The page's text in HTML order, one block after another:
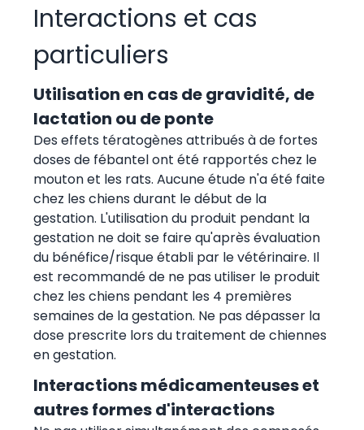
Interactions et cas
particuliers
Utilisation en cas de gravidité, de
lactation ou de ponte
Des effets tératogènes attribués à de fortes
doses de fébantel ont été rapportés chez le
mouton et les rats. Aucune étude n'a été faite
chez les chiens durant le début de la
gestation. L'utilisation du produit pendant la
gestation ne doit se faire qu'après évaluation
du bénéfice/risque établi par le vétérinaire. Il
est recommandé de ne pas utiliser le produit
chez les chiens pendant les 4 premières
semaines de la gestation. Ne pas dépasser la
dose prescrite lors du traitement de chiennes
en gestation.
Interactions médicamenteuses et
autres formes d'interactions